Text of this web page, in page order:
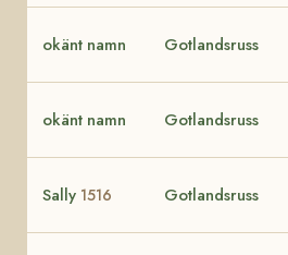
okänt namn Gotlandsruss
okänt namn Gotlandsruss
Sally 1516 Gotlandsruss